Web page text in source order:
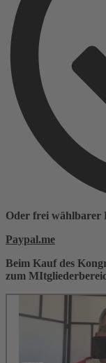
Oder frei wählbarer
Paypal.me
Beim Kauf des
zum